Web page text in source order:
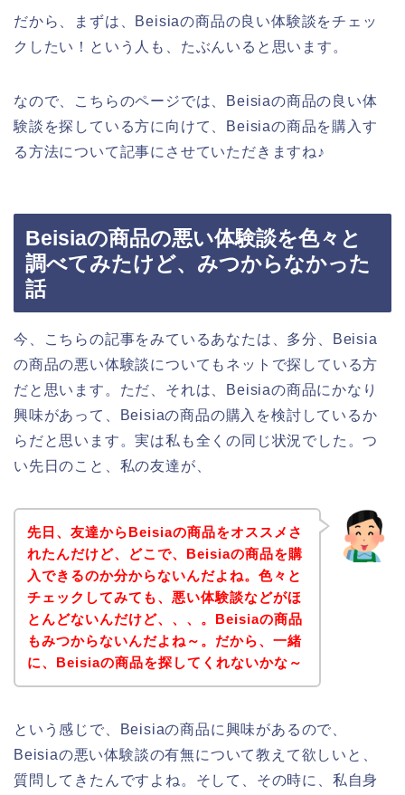
だから、まずは、Beisiaの商品の良い体験談をチェッ
クしたい！という人も、たぶんいると思います。
なので、こちらのページでは、Beisiaの商品の良い体
験談を探している方に向けて、Beisiaの商品を購入す
る方法について記事にさせていただきますね♪
Beisiaの商品の悪い体験談を色々と
調べてみたけど、みつからなかった
話
今、こちらの記事をみているあなたは、多分、Beisia
の商品の悪い体験談についてもネットで探している方
だと思います。ただ、それは、Beisiaの商品にかなり
興味があって、Beisiaの商品の購入を検討しているか
らだと思います。実は私も全くの同じ状況でした。つ
い先日のこと、私の友達が、
先日、友達からBeisiaの商品をオススメさ
れたんだけど、どこで、Beisiaの商品を購
入できるのか分からないんだよね。色々と
チェックしてみても、悪い体験談などがほ
とんどないんだけど、、、。Beisiaの商品
もみつからないんだよね～。だから、一緒
に、Beisiaの商品を探してくれないかな～
という感じで、Beisiaの商品に興味があるので、
Beisiaの悪い体験談の有無について教えて欲しいと、
質問してきたんですよね。そして、その時に、私自身